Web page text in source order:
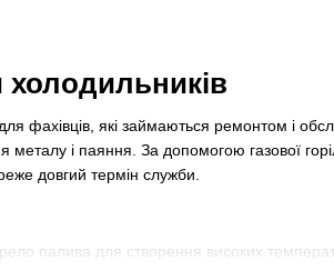
холодильників
фахівців, які займаються ремонтом і
і паяння. За допомогою газової
довгий термін служби.
палива для створення високих